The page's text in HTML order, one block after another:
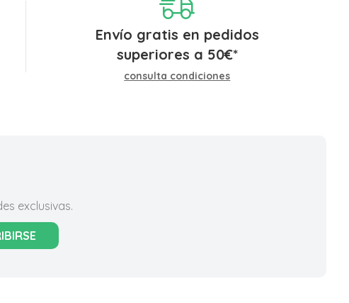
Envío gratis en pedidos
superiores a 50€*
consulta condiciones
exclusivas.